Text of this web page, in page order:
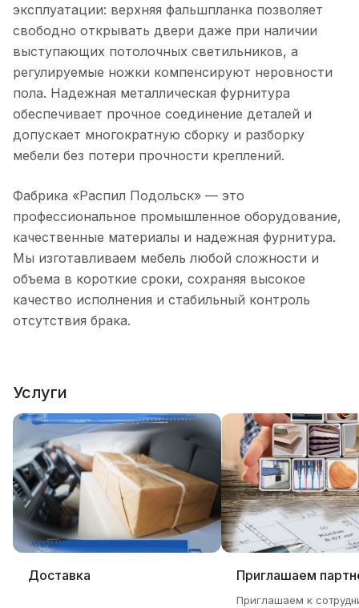
эксплуатации: верхняя фальшпланка позволяет
свободно открывать двери даже при наличии
выступающих потолочных светильников, а
регулируемые ножки компенсируют неровности
пола. Надежная металлическая фурнитура
обеспечивает прочное соединение деталей и
допускает многократную сборку и разборку
мебели без потери прочности креплений.
Фабрика «Распил Подольск» — это
профессиональное промышленное оборудование,
качественные материалы и надежная фурнитура.
Мы изготавливаем мебель любой сложности и
объема в короткие сроки, сохраняя высокое
качество исполнения и стабильный контроль
отсутствия брака.
Услуги
Доставка Приглашаем
Приглашаем к